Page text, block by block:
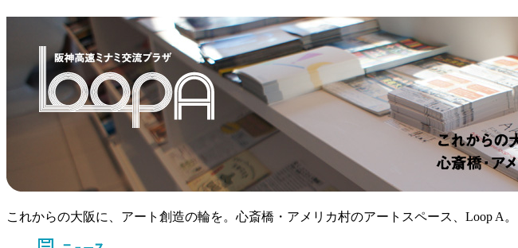
これからの大阪に、アート創造の輪を。心斎橋・アメリカ村のアートスペース、Loop A。